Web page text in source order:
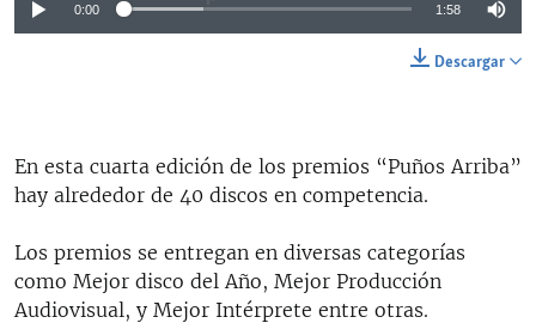
0:00 1:58
Descargar
En esta cuarta edición de los premios “Puños Arriba”
hay alrededor de 40 discos en competencia.
Los premios se entregan en diversas categorías
como Mejor disco del Año, Mejor Producción
Audiovisual, y Mejor Intérprete entre otras.